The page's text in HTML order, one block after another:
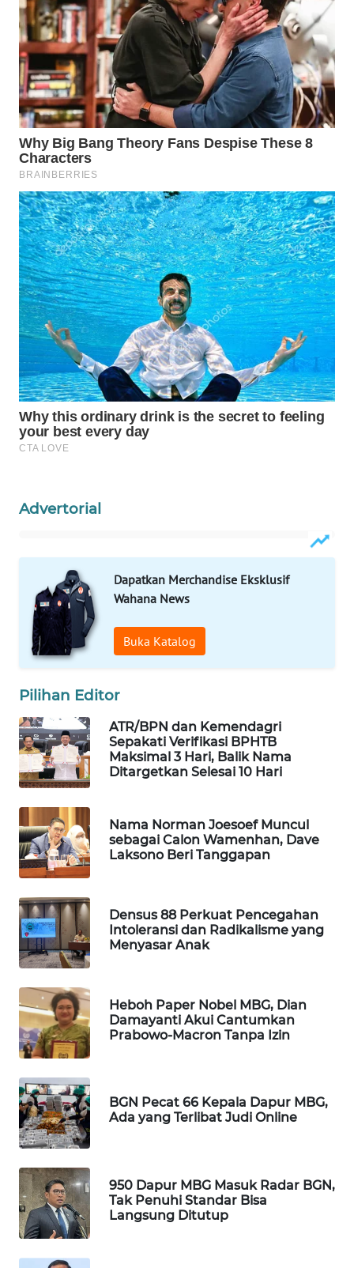
Advertorial
Dapatkan Merchandise Eksklusif
Wahana News
Buka Katalog
Pilihan Editor
ATR/BPN dan Kemendagri
Sepakati Verifikasi BPHTB
Maksimal 3 Hari, Balik Nama
Ditargetkan Selesai 10 Hari
Nama Norman Joesoef Muncul
sebagai Calon Wamenhan, Dave
Laksono Beri Tanggapan
Densus 88 Perkuat Pencegahan
Intoleransi dan Radikalisme yang
Menyasar Anak
Heboh Paper Nobel MBG, Dian
Damayanti Akui Cantumkan
Prabowo-Macron Tanpa Izin
BGN Pecat 66 Kepala Dapur MBG,
Ada yang Terlibat Judi Online
950 Dapur MBG Masuk Radar BGN,
Tak Penuhi Standar Bisa
Langsung Ditutup
MANDALIKA
WN
LIKUPANG
WN
LABUANBAJO
WN
Wahana
Media
Group
WAHANA
NEWS
WAHANA
TANI
ADVOKAT
WAHANA
LISTRIK
WAHANA
TRAVEL
WAHANA
TV
WAHANANEWS
ID
WAHANANEWS
CO ID
WAHANANEWS
WAHANA
SPORT
WAHANA
UMKM
WAHANA
WAHANA
PERSONA
WAHANA
OTOMOTIF
WAHANA
HEALTH